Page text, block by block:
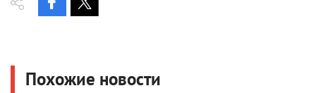
Похожие новости